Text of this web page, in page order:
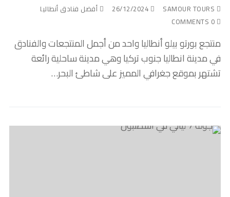
26/12/2024
أفضل فنادق أنطاليا
منتجع بورتو بيلو أنطاليا واحد من أجمل المنتجعات والفنادق
في مدينة انطاليا جنوب تركيا وهي مدينة ساحلية رائعة
تشتهر بموقع جغرافي المميز على شاطئ البحر…